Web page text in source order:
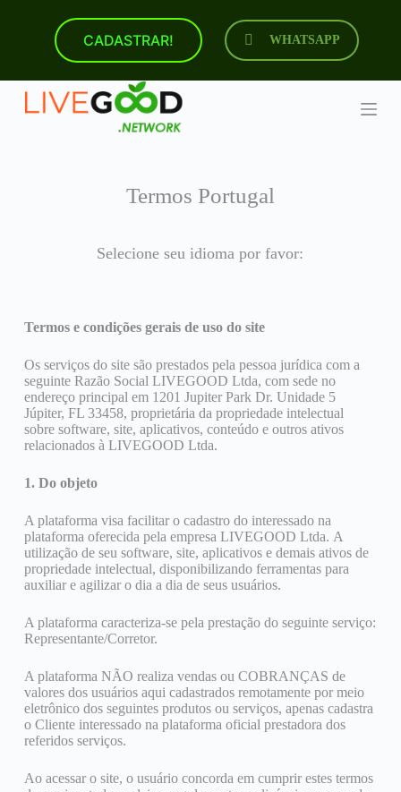
r
CADASTRAR! WHATSAPP
Termos Portugal
Selecione seu idioma por favor:
Termos e condições gerais de uso do site
Os serviços do site são prestados pela pessoa jurídica com a
seguinte Razão Social LIVEGOOD Ltda, com sede no
endereço principal em 1201 Jupiter Park Dr. Unidade 5
Júpiter, FL 33458, proprietária da propriedade intelectual
sobre software, site, aplicativos, conteúdo e outros ativos
relacionados à LIVEGOOD Ltda.
1. Do objeto
A plataforma visa facilitar o cadastro do interessado na
plataforma oferecida pela empresa LIVEGOOD Ltda. A
utilização de seu software, site, aplicativos e demais ativos de
propriedade intelectual, disponibilizando ferramentas para
auxiliar e agilizar o dia a dia de seus usuários.
A plataforma caracteriza-se pela prestação do seguinte serviço:
Representante/Corretor.
A plataforma NÃO realiza vendas ou COBRANÇAS de
valores dos usuários aqui cadastrados remotamente por meio
eletrônico dos seguintes produtos ou serviços, apenas cadastra
o Cliente interessado na plataforma oficial prestadora dos
referidos serviços.
Ao acessar o site, o usuário concorda em cumprir estes termos